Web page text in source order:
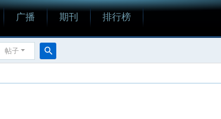
广播 期刊 排行榜
帖子
索